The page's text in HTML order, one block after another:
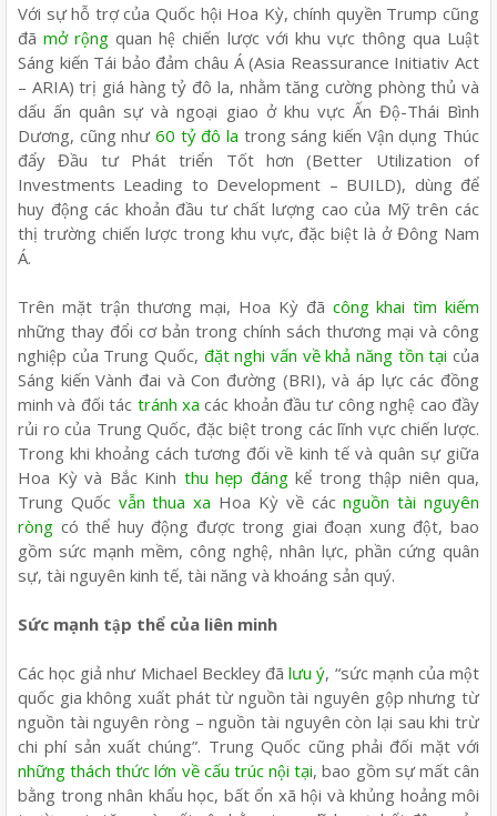
Với sự hỗ trợ của Quốc hội Hoa Kỳ, chính quyền Trump cũng
đãmở rộng quan hệ chiến lược với khu vực thông qua Luật
Sáng kiến Tái bảo đảm châu Á (Asia Reassurance Initiativ Act
– ARIA) trị giá hàng tỷ đô la, nhằm tăng cường phòng thủ và
dấu ấn quân sự và ngoại giao ở khu vực Ấn Độ-Thái Bình
Dương, cũng như 60 tỷ đô la trong sáng kiến Vận dụng Thúc
đẩy Đầu tư Phát triển Tốt hơn (Better Utilization of
Investments Leading to Development – BUILD), dùng để
huy động các khoản đầu tư chất lượng cao của Mỹ trên các
thị trường chiến lược trong khu vực, đặc biệt là ở Đông Nam
Á.
Trên mặt trận thương mại, Hoa Kỳ đã công khai tìm kiếm
những thay đổi cơ bản trong chính sách thương mại và công
nghiệp của Trung Quốc, đặt nghi vấn về khả năng tồn tại của
Sáng kiến Vành đai và Con đường (BRI), và áp lực các đồng
minh và đối tác tránh xa các khoản đầu tư công nghệ cao đầy
rủi ro của Trung Quốc, đặc biệt trong các lĩnh vực chiến lược.
Trong khi khoảng cách tương đối về kinh tế và quân sự giữa
Hoa Kỳ và Bắc Kinh thu hẹp đángkể trong thập niên qua,
Trung Quốc vẫn thua xa Hoa Kỳ về cácnguồn tài nguyên
ròng có thể huy động được trong giai đoạn xung đột, bao
gồm sức mạnh mềm, công nghệ, nhân lực, phần cứng quân
sự, tài nguyên kinh tế, tài năng và khoáng sản quý.
Sức mạnh tập thể của liên minh
Các học giả như Michael Beckley đãlưu ý, “sức mạnh của một
quốc gia không xuất phát từ nguồn tài nguyên gộp nhưng từ
nguồn tài nguyên ròng – nguồn tài nguyên còn lại sau khi trừ
chi phí sản xuất chúng”. Trung Quốc cũng phải đối mặt với
những thách thức lớn về cấu trúc nội tại, bao gồm sự mất cân
bằng trong nhân khẩu học, bất ổn xã hội và khủng hoảng môi